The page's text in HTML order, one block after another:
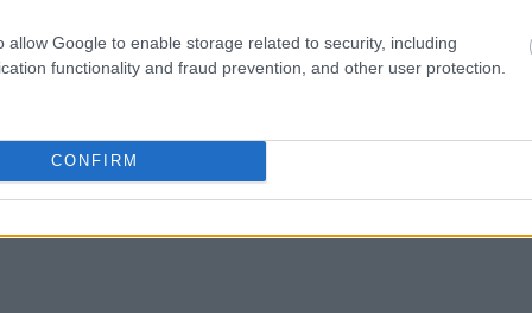
allow Google to enable storage related to security, including
functionality and fraud prevention, and other user protection.
CONFIRM